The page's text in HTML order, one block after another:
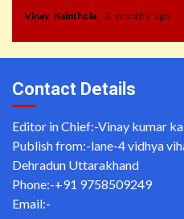
Vinay Kainthola 2 months ago
Contact Details
Editor in Chief:-Vinay kumar
Publish from:-lane-4 vidhya
Dehradun Uttarakhand
Phone:-+91 9758509249
Email:-